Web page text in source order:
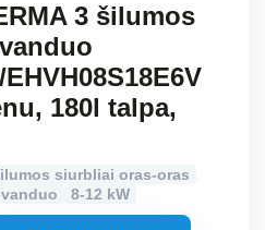
3 šilumos
180l talpa,
siurbliai oras-oras
8-12 kW